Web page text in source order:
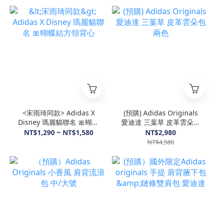
<宋雨琦同款> Adidas X
Disney 瑪麗貓聯名 🎀蝴蝶
結方領背心
NT$1,290 ~ NT$1,580
(預購) Adidas Originals
愛迪達 三葉草 皮革雲朵包
兩色
NT$2,980
NT$4,580